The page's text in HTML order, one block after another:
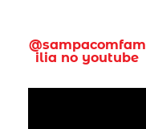
@sampacomfam
ilia no youtube